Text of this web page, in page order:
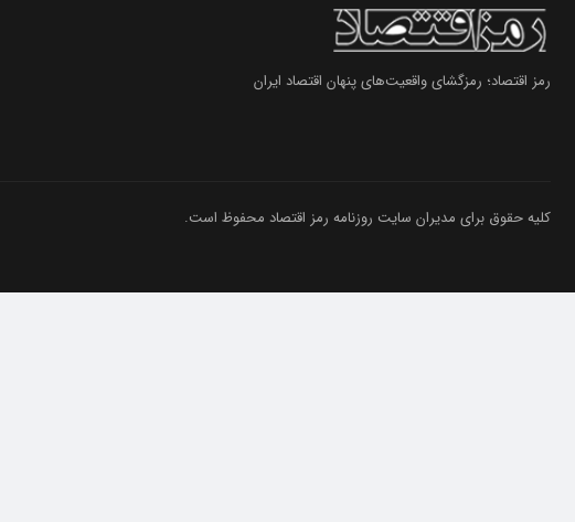
رمز اقتصاد؛ رمزگشای واقعیت‌های پنهان اقتصاد ایران
کلیه حقوق برای مدیران سایت روزنامه رمز اقتصاد محفوظ است.